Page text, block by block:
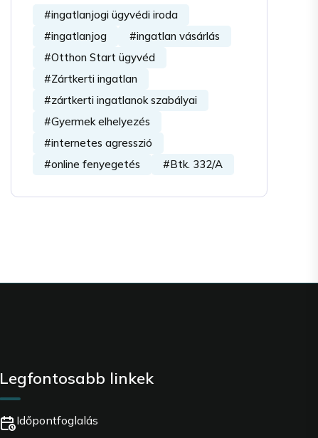
#ingatlanjogi ügyvédi iroda
#ingatlanjog
#ingatlan vásárlás
#Otthon Start ügyvéd
#Zártkerti ingatlan
#zártkerti ingatlanok szabályai
#Gyermek elhelyezés
#internetes agresszió
#online fenyegetés
#Btk. 332/A
Legfontosabb linkek
Időpontfoglalás